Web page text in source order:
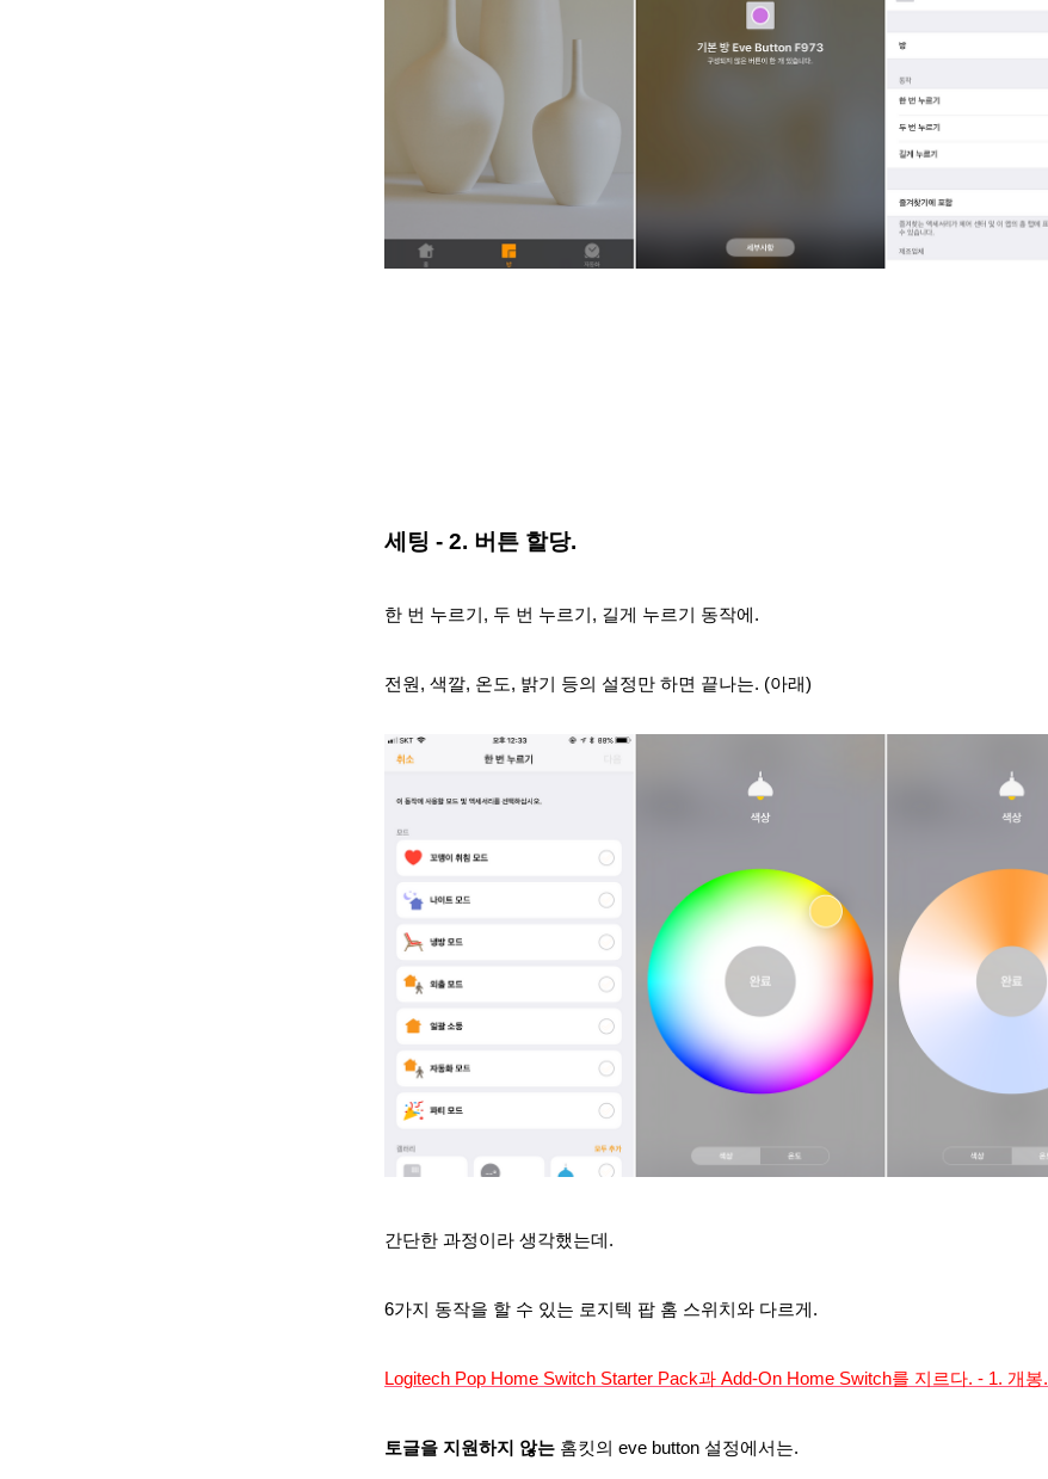
세팅 - 2. 버튼 할당.
한 번 누르기, 두 번 누르기, 길게 누르기 동작에.
전원, 색깔, 온도, 밝기 등의 설정만 하면 끝나는. (아래)
간단한 과정이라 생각했는데.
6가지 동작을 할 수 있는 로지텍 팝 홈 스위치와 다르게.
Logitech Pop Home Switch Starter Pack과 Add-On Home Switch를 지르다. - 1. 개봉.
토글을 지원하지 않는 홈킷의 eve button 설정에서는.